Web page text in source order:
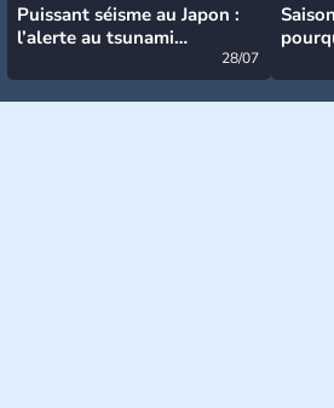
Puissant séisme au Japon :
l’alerte au tsunami
28/07